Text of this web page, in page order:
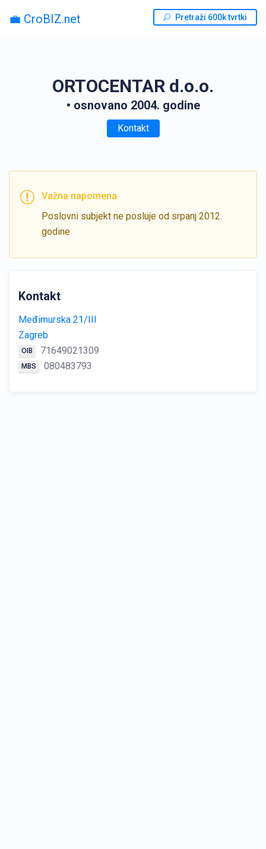
💼 CroBIZ.net Pretraži 600k tvrtki
ORTOCENTAR d.o.o.
• osnovano 2004. godine
Kontakt
Važna napomena
Poslovni subjekt ne posluje od srpanj 2012.
godine
Kontakt
Međimurska 21/III
Zagreb
OIB 71649021309
MBS 080483793